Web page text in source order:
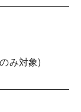
み対象)